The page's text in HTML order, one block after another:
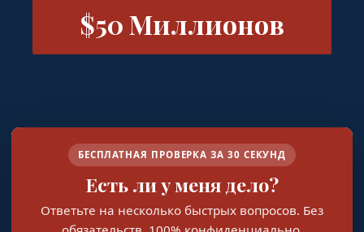
$50 Миллионов
БЕСПЛАТНАЯ ПРОВЕРКА ЗА 30 СЕКУНД
Есть ли у меня дело?
Ответьте на несколько быстрых вопросов. Без